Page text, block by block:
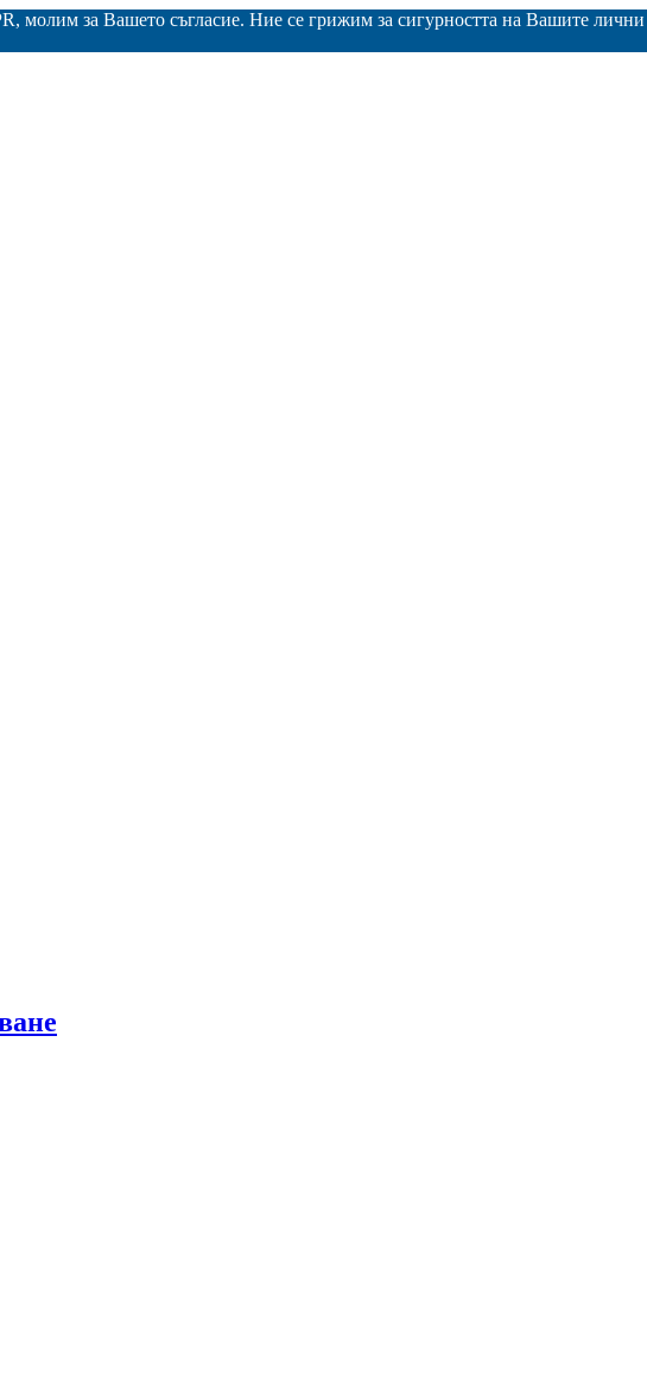
молим за Вашето съгласие. Ние се грижим за сигурността на Вашите